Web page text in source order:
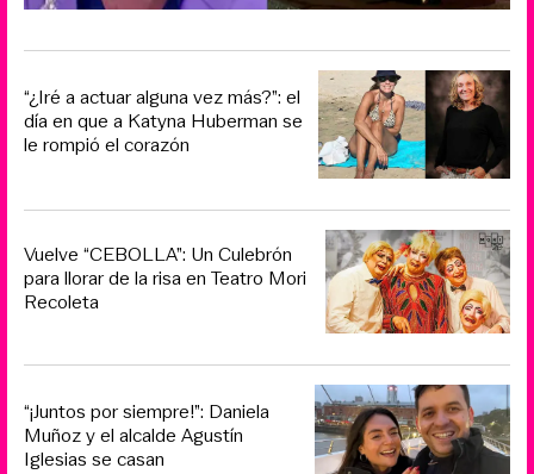
“¿Iré a actuar alguna vez más?”: el
día en que a Katyna Huberman se
le rompió el corazón
Vuelve “CEBOLLA”: Un Culebrón
para llorar de la risa en Teatro Mori
Recoleta
“¡Juntos por siempre!”: Daniela
Muñoz y el alcalde Agustín
Iglesias se casan